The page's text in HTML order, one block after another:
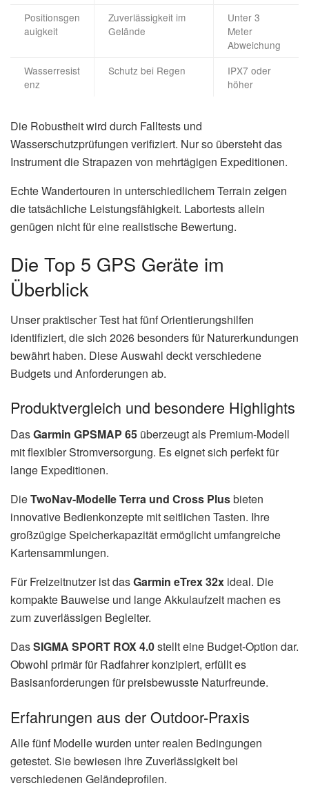
Positionsgen
auigkeit
Zuverlässigkeit im
Gelände
Unter 3
Meter
Abweichung
Wasserresist
enz
Schutz bei Regen
IPX7 oder
höher
Die Robustheit wird durch Falltests und
Wasserschutzprüfungen verifiziert. Nur so übersteht das
Instrument die Strapazen von mehrtägigen Expeditionen.
Echte Wandertouren in unterschiedlichem Terrain zeigen
die tatsächliche Leistungsfähigkeit. Labortests allein
genügen nicht für eine realistische Bewertung.
Die Top 5 GPS Geräte im
Überblick
Unser praktischer Test hat fünf Orientierungshilfen
identifiziert, die sich 2026 besonders für Naturerkundungen
bewährt haben. Diese Auswahl deckt verschiedene
Budgets und Anforderungen ab.
Produktvergleich und besondere Highlights
DasGarmin GPSMAP 65 überzeugt als Premium-Modell
mit flexibler Stromversorgung. Es eignet sich perfekt für
lange Expeditionen.
DieTwoNav-Modelle Terra und Cross Plusbieten
innovative Bedienkonzepte mit seitlichen Tasten. Ihre
großzügige Speicherkapazität ermöglicht umfangreiche
Kartensammlungen.
Für Freizeitnutzer ist dasGarmin eTrex 32x ideal. Die
kompakte Bauweise und lange Akkulaufzeit machen es
zum zuverlässigen Begleiter.
DasSIGMA SPORT ROX 4.0stellt eine Budget-Option dar.
Obwohl primär für Radfahrer konzipiert, erfüllt es
Basisanforderungen für preisbewusste Naturfreunde.
Erfahrungen aus der Outdoor-Praxis
Alle fünf Modelle wurden unter realen Bedingungen
getestet. Sie bewiesen ihre Zuverlässigkeit bei
verschiedenen Geländeprofilen.